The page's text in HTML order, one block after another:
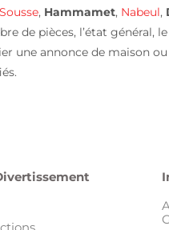
Sousse, Hammamet, Nabeul,
de pièces, l’état général,
une annonce de maison